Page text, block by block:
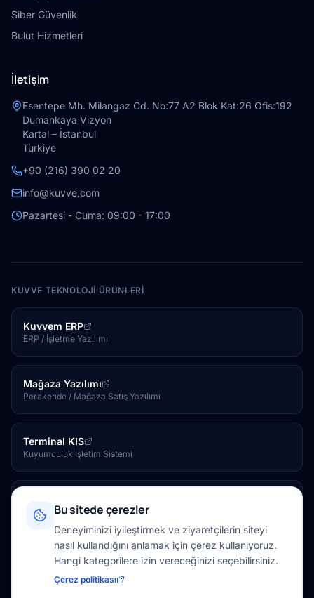
Siber Güvenlik
Bulut Hizmetleri
İletişim
Esentepe Mh. Milangaz Cd. No:77 A2 Blok Kat:26 Ofis:192
Dumankaya Vizyon
Kartal – İstanbul
Türkiye
+90 (216) 390 02 20
info@kuvve.com
Pazartesi - Cuma: 09:00 - 17:00
KUVVE TEKNOLOJI ÜRÜNLERI
Kuvvem ERP
ERP / İşletme Yazılımı
Mağaza Yazılımı
Perakende / Mağaza Satış Yazılımı
Terminal KIS
Kuyumculuk İşletim Sistemi
Otel / Tesis Yönetim Yazılımı
Kuvve Mağaza
Online Mağaza
Bu sitede çerezler
Deneyiminizi iyileştirmek ve ziyaretçilerin siteyi
nasıl kullandığını anlamak için çerez kullanıyoruz.
Hangi kategorilere izin vereceğinizi seçebilirsiniz.
Çerez politikası